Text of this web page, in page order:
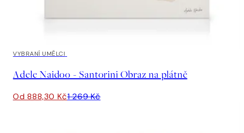
30%*
VYBRANÍ UMĚLCI
Adele Naidoo - Santorini Obraz na plátně
Od 888,30 Kč1 269 Kč